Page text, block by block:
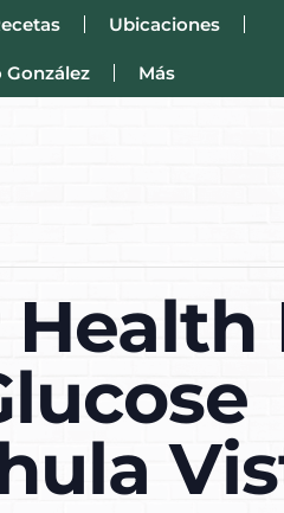
Ubicaciones
González Más